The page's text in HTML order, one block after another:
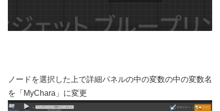
ノードを選択した上で詳細パネルの中の変数の中の変数名
を「MyChara」に変更